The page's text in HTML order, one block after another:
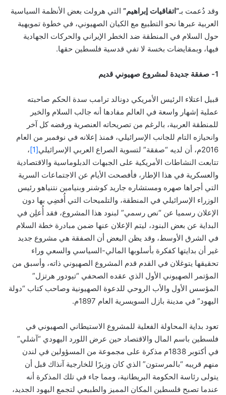
وقد دُعمت بـ“اتفاقيات إبراهيم” التي هرولت بعض الأنظمة السياسية
العربية عبرها نحو التطبيع مع الكيان الصهيوني، في خطوة تمويهية
حول السلام في المنطقة ضد الخطر الإيراني والحركات الجهادية
فيها، وبمقايضات بخسة لا تفي قدسية فلسطين حقها.
1- صفقة جديدة لمشروع صهيوني قديم
قبيل اعتلاء الرئيس الأمريكي دونالد ترامب سدة الحكم صاحبته
عملية إشهار واسعة في العالم مفادها أنه جالب السلام والخير
للمنطقة العربية، بالرغم من تصريحاته العنصرية ورفضه كل آخر
وانحيازه التام للجانب الإسرائيلي، فمنذ إعلانه في نوفمبر من العام
2016م، أن لديه “صفقة” لتسوية الصراع العربي الإسرائيلي
[1]
،
تتابعت النشاطات الأمريكية على الجبهات الدبلوماسية والاقتصادية
والعسكرية في هذا الإطار، فأفصحت الأيام عن الاجتماعات السرية
التي أجراها صهره ومستشاره جاريد كوشنر وبنيامين نتنياهو رئيس
الوزراء الإسرائيلي في المنطقة، والتلميحات التي أُفضِي بها دون
الإعلان رسميا عن “نص رسمي” لبنود هذا المشروع، فقد أُعلِن في
البداية عن بعض البنود، ليتم الإعلان عنها ضمن مبادرة خطة السلام
في الشرق الأوسط، وقد يظن البعض أن الصفقة هي مشروع جديد
غير أن بدايتها كفكرة بأسلوبها المالي-السياسي والسعي وراء
تحقيقها يتوغلان في القدم قدم المشروع الصهيوني ذاته، وأسبق من
المؤتمر الصهيوني الأول الذي عقده الصحفي “تيودور هرتزل”
المؤسس الأول والأب الروحي للدعوة الصهيونية وصاحب كتاب “دولة
اليهود” في مدينة بازل السويسرية العام 1897م.
تعود بداية المحاولة الفعلية للمشروع الاستيطاني الصهيوني في
فلسطين باسم المال والاقتصاد حين عرض اللورد اليهودي “آشلي”
في أكتوبر 1838م مذكرة على مجموعة من المسؤولين في لندن
منهم قريبه “بالمرستون” الذي كان وزيرًا للخارجية آنذاك قبل أن
يتولى رئاسة الحكومة البريطانية، ومما جاء في تلك المذكرة أنه
عندما تصبح فلسطين المكان المميز والطبيعي لتجمع اليهود الجديد،